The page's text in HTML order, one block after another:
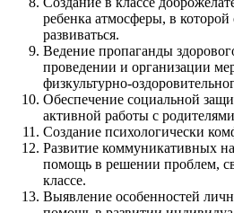
ребенка атмосферы, в
развиваться.
Ведение пропаганды
проведении и организации
физкультурно-
Обеспечение социальной
активной работы с
Создание психологически
Развитие коммуникативных
помощь в решении проблем,
классе.
Выявление особенностей